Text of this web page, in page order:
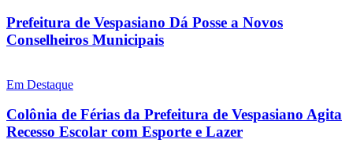
Prefeitura de Vespasiano Dá Posse a Novos
Conselheiros Municipais
Em Destaque
Colônia de Férias da Prefeitura de Vespasiano Agita
Recesso Escolar com Esporte e Lazer